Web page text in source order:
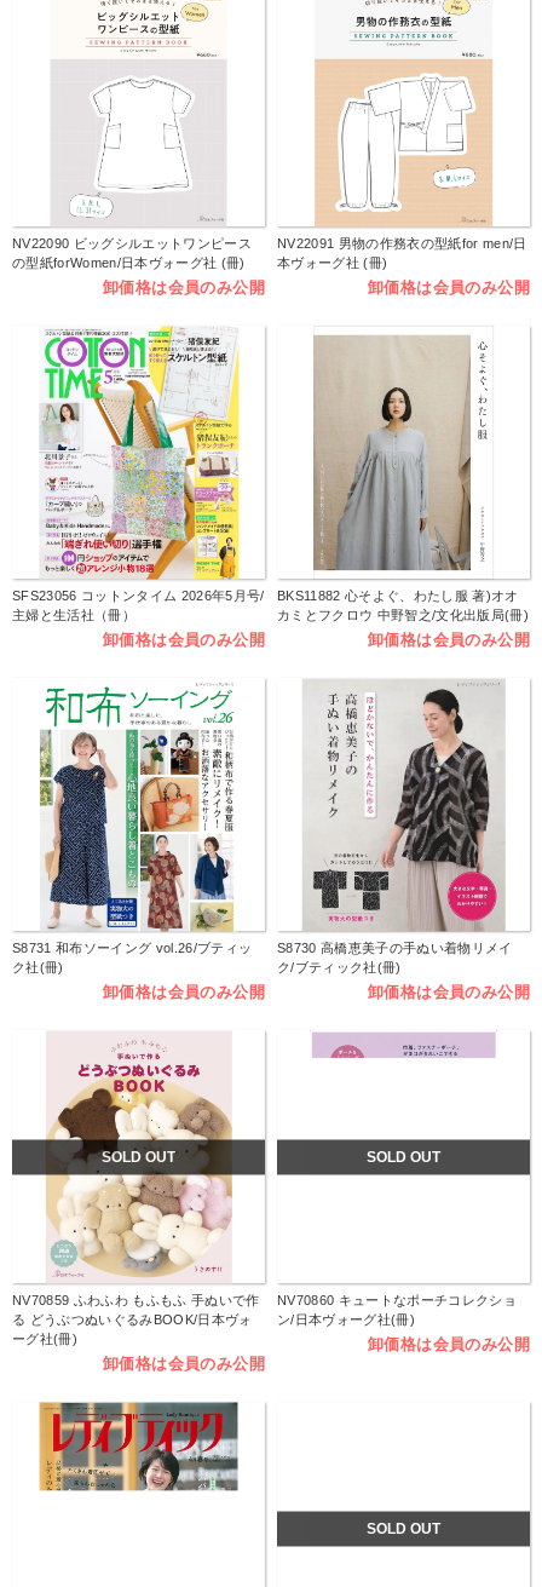
NV22090 ビッグシルエットワンピース
の型紙forWomen/日本ヴォーグ社 (冊)
卸価格は会員のみ公開
NV22091 男物の作務衣の型紙for men/日
本ヴォーグ社 (冊)
卸価格は会員のみ公開
SFS23056 コットンタイム 2026年5月号/
主婦と生活社（冊）
卸価格は会員のみ公開
BKS11882 心そよぐ、わたし服 著)オオ
カミとフクロウ 中野智之/文化出版局(冊)
卸価格は会員のみ公開
S8731 和布ソーイング vol.26/ブティッ
ク社(冊)
卸価格は会員のみ公開
S8730 高橋恵美子の手ぬい着物リメイ
ク/ブティック社(冊)
卸価格は会員のみ公開
SOLD OUT
NV70859 ふわふわ もふもふ 手ぬいで作
る どうぶつぬいぐるみBOOK/日本ヴォ
ーグ社(冊)
卸価格は会員のみ公開
SOLD OUT
NV70860 キュートなポーチコレクショ
ン/日本ヴォーグ社(冊)
卸価格は会員のみ公開
SOLD OUT